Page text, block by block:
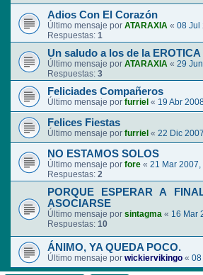
Adios Con El Corazón
Último mensaje por ATARAXIA « 08 Jul
Respuestas: 1
Un saludo a los de la EROTICA
Último mensaje por ATARAXIA « 29
Respuestas: 3
Feliciades Compañeros
Último mensaje por furriel « 19 Abr
Felices Fiestas
Último mensaje por furriel « 22 Dic
NO ESTAMOS SOLOS
Último mensaje por fore « 21 Mar 2007,
Respuestas: 2
PORQUE ESPERAR A
ASOCIARSE
Último mensaje por sintagma « 16 Mar
Respuestas: 10
ÁNIMO, YA QUEDA POCO.
Último mensaje por wickiervikingo « 08